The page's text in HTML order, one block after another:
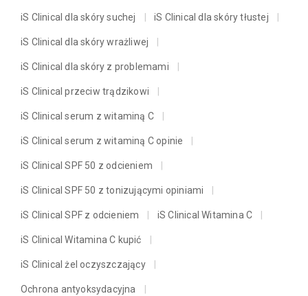
iS Clinical dla skóry suchej iS Clinical dla skóry tłustej
iS Clinical dla skóry wrażliwej
iS Clinical dla skóry z problemami
iS Clinical przeciw trądzikowi
iS Clinical serum z witaminą C
iS Clinical serum z witaminą C opinie
iS Clinical SPF 50 z odcieniem
iS Clinical SPF 50 z tonizującymi opiniami
iS Clinical SPF z odcieniem iS Clinical Witamina C
iS Clinical Witamina C kupić
iS Clinical żel oczyszczający
Ochrona antyoksydacyjna